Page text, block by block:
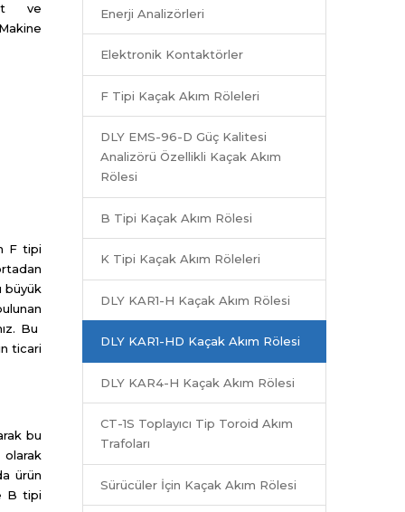
ve
F tipi
büyük
Bu
ticari
bu
olarak
ürün
B tipi
Enerji Analizörleri
Elektronik Kontaktörler
F Tipi Kaçak Akım Röleleri
DLY EMS-96-D Güç Kalitesi
Analizörü Özellikli Kaçak Akım
Rölesi
B Tipi Kaçak Akım Rölesi
K Tipi Kaçak Akım Röleleri
DLY KAR1-H Kaçak Akım Rölesi
DLY KAR1-HD Kaçak Akım Rölesi
DLY KAR4-H Kaçak Akım Rölesi
CT-1S Toplayıcı Tip Toroid Akım
Trafoları
Sürücüler İçin Kaçak Akım Rölesi